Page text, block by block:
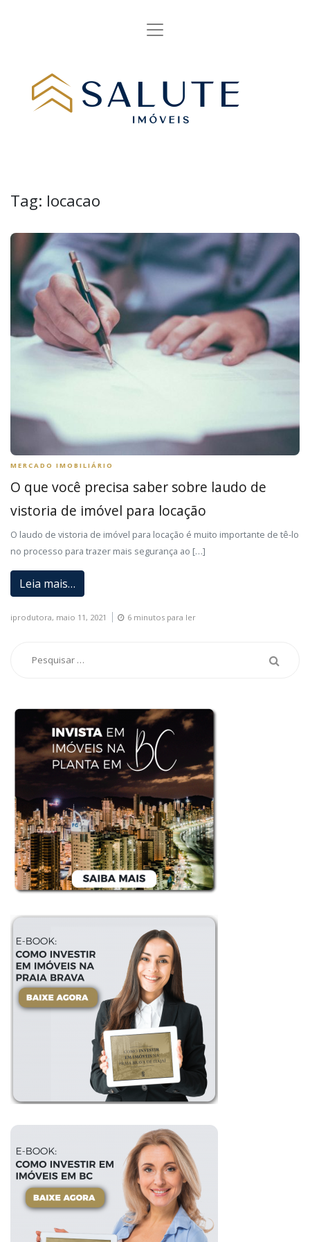
Tag: locacao
MERCADO IMOBILIÁRIO
O que você precisa saber sobre laudo de
vistoria de imóvel para locação
O laudo de vistoria de imóvel para locação é muito importante de tê-lo
no processo para trazer mais segurança ao […]
Leia mais…
iprodutora, maio 11, 2021 6 minutos para ler